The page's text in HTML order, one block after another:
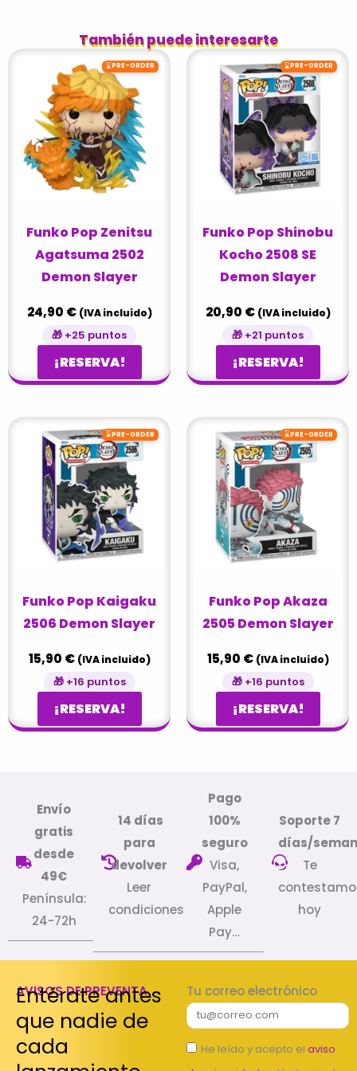
También puede interesarte
⌛PRE-ORDER
Funko Pop Zenitsu
Agatsuma 2502
Demon Slayer
24,90 € (IVA incluido)
🎁 +25 puntos
¡RESERVA!
⌛PRE-ORDER
Funko Pop Shinobu
Kocho 2508 SE
Demon Slayer
20,90 € (IVA incluido)
🎁 +21 puntos
¡RESERVA!
⌛PRE-ORDER
Funko Pop Kaigaku
2506 Demon Slayer
15,90 € (IVA incluido)
🎁 +16 puntos
¡RESERVA!
⌛PRE-ORDER
Funko Pop Akaza
2505 Demon Slayer
15,90 € (IVA incluido)
🎁 +16 puntos
¡RESERVA!
Envío
gratis
desde
49€
Península:
24-72h
14 días
para
devolver
Leer
condiciones
Pago
100%
seguro
Visa,
PayPal,
Apple
Pay…
Soporte 7
días/
Te
hoy
AVISOS DE PREVENTA
Entérate antes
que nadie de
cada
Tu correo electrónico
He leído y acepto el aviso